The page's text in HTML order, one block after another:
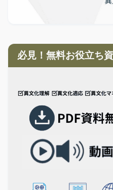
必見！無料お役立ち